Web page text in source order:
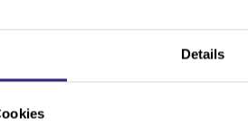
Details